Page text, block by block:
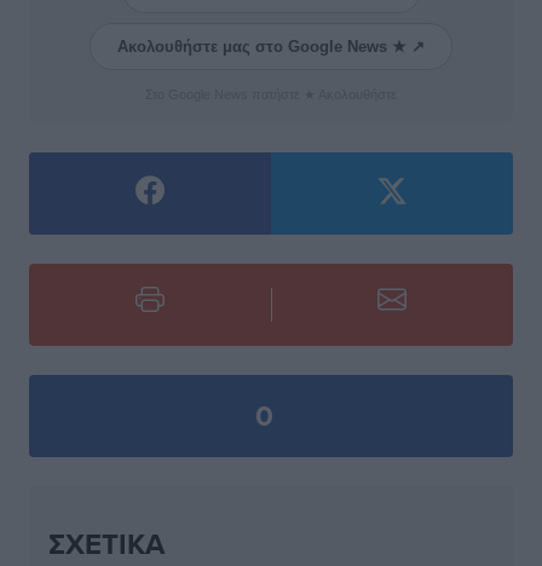
Ακολουθήστε μας στο Google News ★ ↗
0
ΣΧΕΤΙΚΆ